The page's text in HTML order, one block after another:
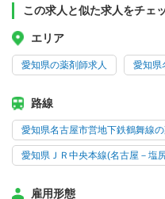
この求人と似た求人をチェ
エリア
愛知県の薬剤師求人 愛知県
路線
愛知県名古屋市営地下鉄鶴舞線
愛知県ＪＲ中央本線(名古屋－塩
雇用形態